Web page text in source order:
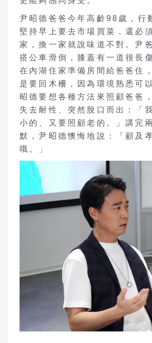
尹昭德爸爸今年高齡98歲，行
堅持早上要去市場買菜，還必
家，換一家就說味道不對。尹
搭公車滑倒，膝蓋有一道很長
在內湖住家準備房間給爸爸住
是要回木柵，因為環境熟悉可
昭德要想各種方法來照顧爸爸
失去耐性、突然脫口而出：「
小的、又要照顧老的。」講完
默，尹昭德懊悔地說：「顧及
哦。」